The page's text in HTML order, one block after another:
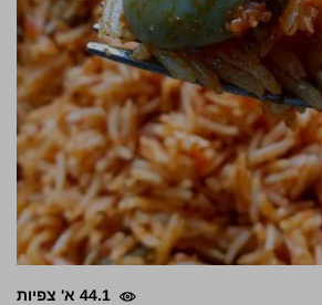
44.1 א' צפיות